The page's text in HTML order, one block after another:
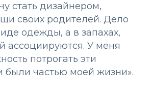
стать дизайнером,
своих родителей. Дело
одежды, а в запахах,
ассоциируются. У меня
потрогать эти
были частью моей жизни».